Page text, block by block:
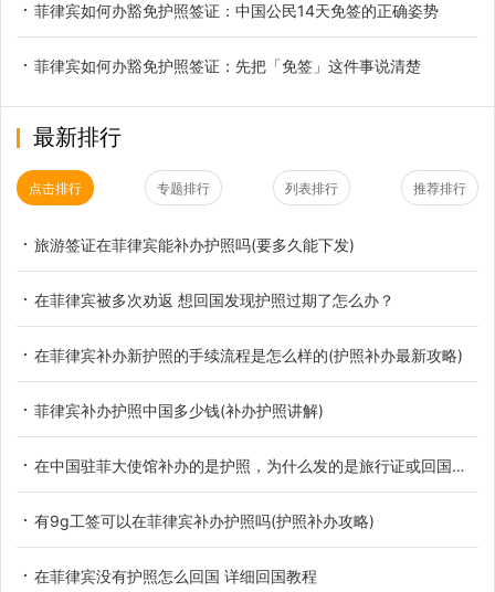
菲律宾如何办豁免护照签证：中国公民14天免签的正确姿势
菲律宾如何办豁免护照签证：先把「免签」这件事说清楚
最新排行
点击排行 专题排行 列表排行 推荐排行
旅游签证在菲律宾能补办护照吗(要多久能下发)
在菲律宾被多次劝返 想回国发现护照过期了怎么办？
在菲律宾补办新护照的手续流程是怎么样的(护照补办最新攻略)
菲律宾补办护照中国多少钱(补办护照讲解)
在中国驻菲大使馆补办的是护照，为什么发的是旅行证或回国证明？
有9g工签可以在菲律宾补办护照吗(护照补办攻略)
在菲律宾没有护照怎么回国 详细回国教程